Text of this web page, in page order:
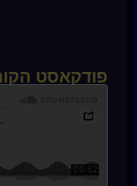
פודקאסט